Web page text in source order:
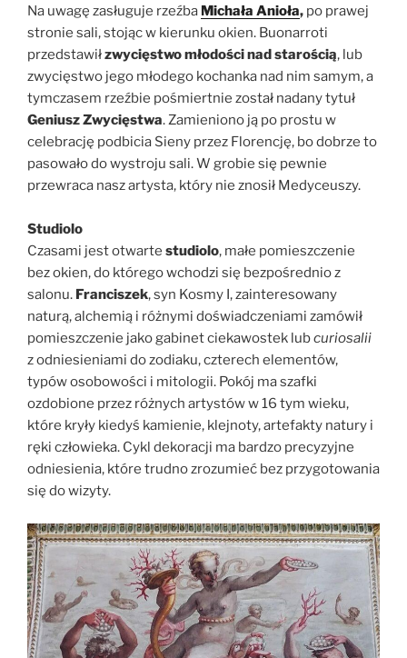
Na uwagę zasługuje rzeźba Michała Anioła, po prawej
stronie sali, stojąc w kierunku okien. Buonarroti
przedstawiłzwycięstwo młodości nad starością, lub
zwycięstwo jego młodego kochanka nad nim samym, a
tymczasem rzeźbie pośmiertnie został nadany tytuł
Geniusz Zwycięstwa. Zamieniono ją po prostu w
celebrację podbicia Sieny przez Florencję, bo dobrze to
pasowało do wystroju sali. W grobie się pewnie
przewraca nasz artysta, który nie znosił Medyceuszy.
Studiolo
Czasami jest otwarte studiolo, małe pomieszczenie
bez okien, do którego wchodzi się bezpośrednio z
salonu. Franciszek, syn Kosmy I, zainteresowany
naturą, alchemią i różnymi doświadczeniami zamówił
pomieszczenie jako gabinet ciekawostek lubcuriosalii
z odniesieniami do zodiaku, czterech elementów,
typów osobowości i mitologii. Pokój ma szafki
ozdobione przez różnych artystów w 16 tym wieku,
które kryły kiedyś kamienie, klejnoty, artefakty natury i
ręki człowieka. Cykl dekoracji ma bardzo precyzyjne
odniesienia, które trudno zrozumieć bez przygotowania
się do wizyty.